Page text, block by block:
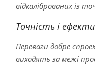
відкаліброваних із
Точність і
Переваги добре
виходять за межі